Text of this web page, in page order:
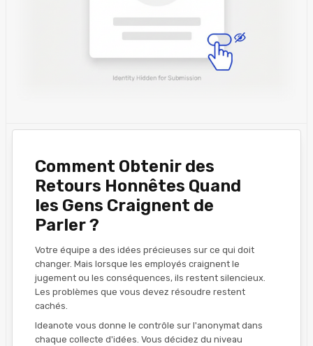
Comment Obtenir des
Retours Honnêtes Quand
les Gens Craignent de
Parler ?
Votre équipe a des idées précieuses sur ce qui doit
changer. Mais lorsque les employés craignent le
jugement ou les conséquences, ils restent silencieux.
Les problèmes que vous devez résoudre restent
cachés.
Ideanote vous donne le contrôle sur l'anonymat dans
chaque collecte d'idées. Vous décidez du niveau